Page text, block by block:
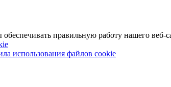
правильную работу нашего веб-
использования файлов cookie